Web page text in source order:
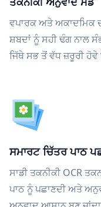
ਵਪਾਰਕ ਅਤੇ ਅਕਾਦਮਿਕ
ਸ਼ਬਦਾਂ ਨੂੰ ਸਹੀ ਢੰਗ ਨਾਲ
ਜਿੱਥੇ ਸਭ ਤੋਂ ਵੱਧ ਜ਼ਰੂਰੀ
ਸਮਾਰਟ ਚਿੱਤਰ ਪਾਠ
ਸਾਡੀ ਤਕਨੀਕੀ OCR
ਪਾਠ ਨੂੰ ਪਛਾਣਦੀ ਅਤੇ